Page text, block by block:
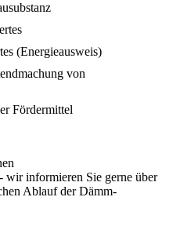
(Energieausweis)
von
Fördermittel
wir informieren Sie gerne über
Ablauf der Dämm-